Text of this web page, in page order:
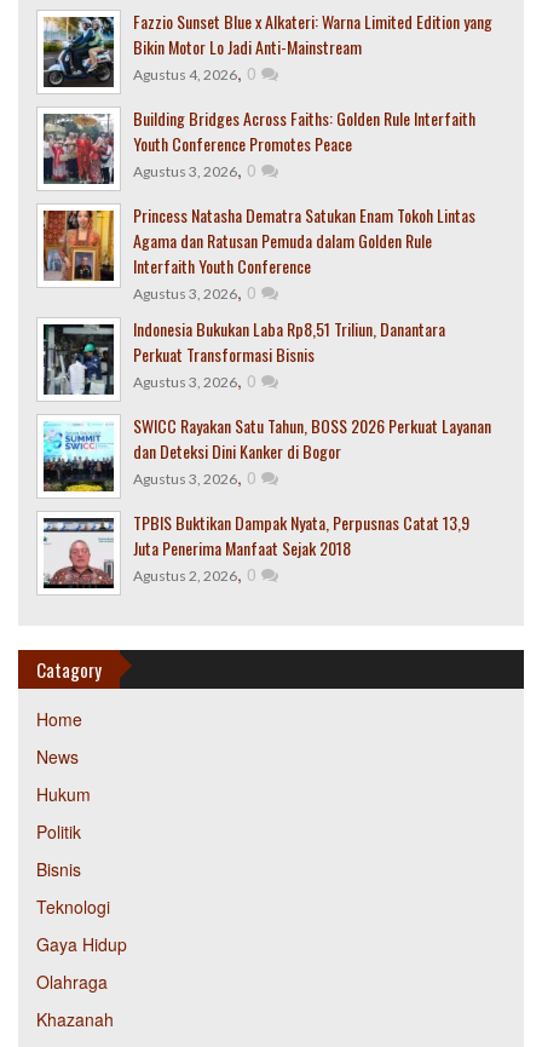
Fazzio Sunset Blue x Alkateri: Warna Limited Edition yang
Bikin Motor Lo Jadi Anti-Mainstream
Agustus 4, 2026, 0
Building Bridges Across Faiths: Golden Rule Interfaith
Youth Conference Promotes Peace
Agustus 3, 2026, 0
Princess Natasha Dematra Satukan Enam Tokoh Lintas
Agama dan Ratusan Pemuda dalam Golden Rule
Interfaith Youth Conference
Agustus 3, 2026, 0
Indonesia Bukukan Laba Rp8,51 Triliun, Danantara
Perkuat Transformasi Bisnis
Agustus 3, 2026, 0
SWICC Rayakan Satu Tahun, BOSS 2026 Perkuat Layanan
dan Deteksi Dini Kanker di Bogor
Agustus 3, 2026, 0
TPBIS Buktikan Dampak Nyata, Perpusnas Catat 13,9
Juta Penerima Manfaat Sejak 2018
Agustus 2, 2026, 0
Catagory
Home
News
Hukum
Politik
Bisnis
Teknologi
Gaya Hidup
Olahraga
Khazanah